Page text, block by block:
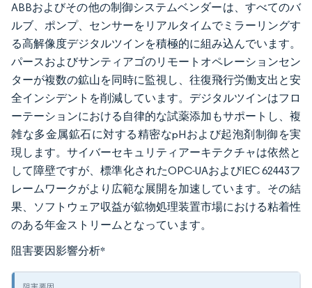
ABBおよびその他の制御システムベンダーは、すべてのバ
ルブ、ポンプ、センサーをリアルタイムでミラーリングす
る高解像度デジタルツインを積極的に組み込んでいます。
パースおよびサンティアゴのリモートオペレーションセン
ターが複数の鉱山を同時に監視し、往復飛行労働支出と安
全インシデントを削減しています。デジタルツインはフロ
ーテーションにおける自律的な試薬添加もサポートし、複
雑な多金属鉱石に対する精密なpHおよび起泡剤制御を実
現します。サイバーセキュリティアーキテクチャは依然と
して障壁ですが、標準化されたOPC-UAおよびIEC 62443フ
レームワークがより広範な展開を加速しています。その結
果、ソフトウェア収益が鉱物処理装置市場における粘着性
のある年金ストリームとなっています。
阻害要因影響分析*